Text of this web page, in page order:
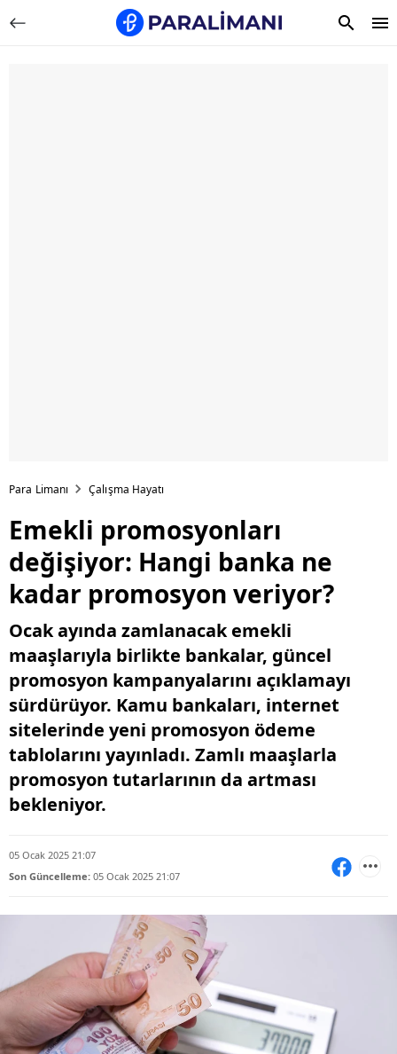
Para Limanı Çalışma Hayatı
Emekli promosyonları
değişiyor: Hangi banka ne
kadar promosyon veriyor?
Ocak ayında zamlanacak emekli
maaşlarıyla birlikte bankalar, güncel
promosyon kampanyalarını açıklamayı
sürdürüyor. Kamu bankaları, internet
sitelerinde yeni promosyon ödeme
tablolarını yayınladı. Zamlı maaşlarla
promosyon tutarlarının da artması
bekleniyor.
05 Ocak 2025 21:07
Son Güncelleme: 05 Ocak 2025 21:07